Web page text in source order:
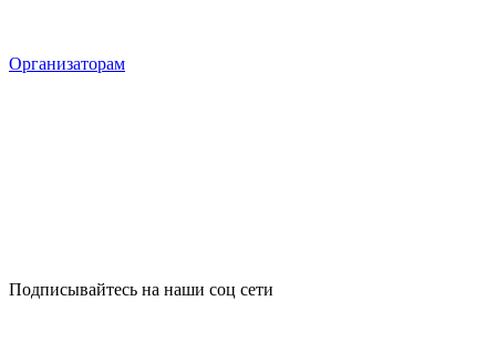
Организаторам
Подписывайтесь на наши соц сети